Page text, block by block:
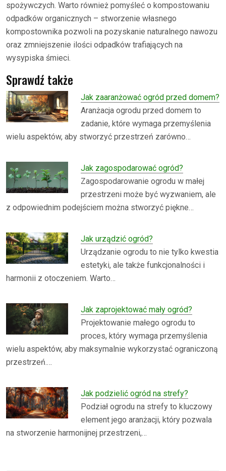
spożywczych. Warto również pomyśleć o kompostowaniu
odpadków organicznych – stworzenie własnego
kompostownika pozwoli na pozyskanie naturalnego nawozu
oraz zmniejszenie ilości odpadków trafiających na
wysypiska śmieci.
Sprawdź także
Jak zaaranżować ogród przed domem?
Aranżacja ogrodu przed domem to
zadanie, które wymaga przemyślenia
wielu aspektów, aby stworzyć przestrzeń zarówno…
Jak zagospodarować ogród?
Zagospodarowanie ogrodu w małej
przestrzeni może być wyzwaniem, ale
z odpowiednim podejściem można stworzyć piękne…
Jak urządzić ogród?
Urządzanie ogrodu to nie tylko kwestia
estetyki, ale także funkcjonalności i
harmonii z otoczeniem. Warto…
Jak zaprojektować mały ogród?
Projektowanie małego ogrodu to
proces, który wymaga przemyślenia
wielu aspektów, aby maksymalnie wykorzystać ograniczoną
przestrzeń.…
Jak podzielić ogród na strefy?
Podział ogrodu na strefy to kluczowy
element jego aranżacji, który pozwala
na stworzenie harmonijnej przestrzeni,…